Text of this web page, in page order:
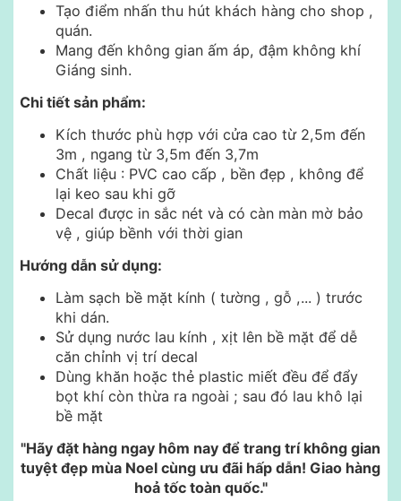
Tạo điểm nhấn thu hút khách hàng cho shop ,
quán.
Mang đến không gian ấm áp, đậm không khí
Giáng sinh.
Chi tiết sản phẩm:
Kích thước phù hợp với cửa cao từ 2,5m đến
3m , ngang từ 3,5m đến 3,7m
Chất liệu : PVC cao cấp , bền đẹp , không để
lại keo sau khi gỡ
Decal được in sắc nét và có càn màn mờ bảo
vệ , giúp bềnh với thời gian
Hướng dẫn sử dụng:
Làm sạch bề mặt kính ( tường , gỗ ,... ) trước
khi dán.
Sử dụng nước lau kính , xịt lên bề mặt để dễ
căn chỉnh vị trí decal
Dùng khăn hoặc thẻ plastic miết đều để đẩy
bọt khí còn thừa ra ngoài ; sau đó lau khô lại
bề mặt
"Hãy đặt hàng ngay hôm nay để trang trí không gian
tuyệt đẹp mùa Noel cùng ưu đãi hấp dẫn! Giao hàng
hoả tốc toàn quốc."